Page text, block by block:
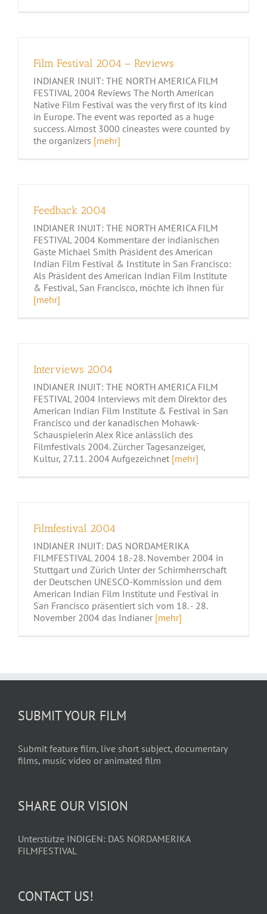
Film Festival 2004 – Reviews
INDIANER INUIT: THE NORTH AMERICA FILM
FESTIVAL 2004 Reviews The North American
Native Film Festival was the very first of its kind
in Europe. The event was reported as a huge
success. Almost 3000 cineastes were counted by
the organizers [mehr]
Feedback 2004
INDIANER INUIT: THE NORTH AMERICA FILM
FESTIVAL 2004 Kommentare der indianischen
Gäste Michael Smith Präsident des American
Indian Film Festival & Institute in San Francisco:
Als Präsident des American Indian Film Institute
& Festival, San Francisco, möchte ich ihnen für
[mehr]
Interviews 2004
INDIANER INUIT: THE NORTH AMERICA FILM
FESTIVAL 2004 Interviews mit dem Direktor des
American Indian Film Institute & Festival in San
Francisco und der kanadischen Mohawk-
Schauspielerin Alex Rice anlässlich des
Filmfestivals 2004. Zürcher Tagesanzeiger,
Kultur, 27.11. 2004 Aufgezeichnet [mehr]
Filmfestival 2004
INDIANER INUIT: DAS NORDAMERIKA
FILMFESTIVAL 2004 18.-28. November 2004 in
Stuttgart und Zürich Unter der Schirmherrschaft
der Deutschen UNESCO-Kommission und dem
American Indian Film Institute und Festival in
San Francisco präsentiert sich vom 18. - 28.
November 2004 das Indianer [mehr]
SUBMIT YOUR FILM
Submit feature film, live short subject, documentary
films, music video or animated film
SHARE OUR VISION
Unterstütze INDIGEN: DAS NORDAMERIKA
FILMFESTIVAL
CONTACT US!